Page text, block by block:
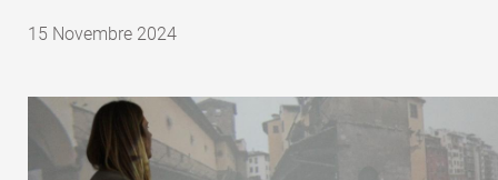
15 Novembre 2024